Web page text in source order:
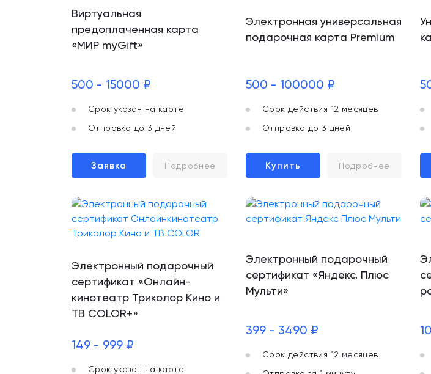
Виртуальная
предоплаченная карта
«МИР myGift»
500 - 15000 ₽
Срок указан на карте
Отправка до 3 дней
Заявка Подробнее
Электронная универсальная
подарочная карта Premium
500 - 100000 ₽
Срок действия 12 месяцев
Отправка до 3 дней
Купить Подробнее
Электронный подарочный
сертификат «Онлайн-
кинотеатр Триколор Кино и
ТВ COLOR+»
149 - 999 ₽
Срок указан на карте
Электронный подарочный
сертификат «Яндекс. Плюс
Мульти»
399 - 3490 ₽
Срок действия 12 месяцев